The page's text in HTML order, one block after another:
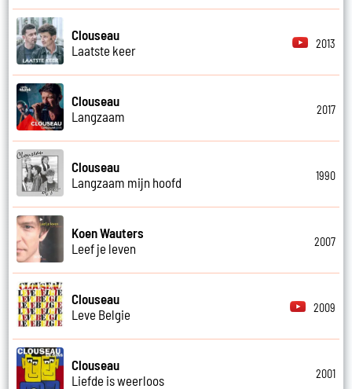
Clouseau
Laatste keer
2013
Clouseau
Langzaam
2017
Clouseau
Langzaam mijn hoofd
1990
Koen Wauters
Leef je leven
2007
Clouseau
Leve Belgie
2009
Clouseau
Liefde is weerloos
2001